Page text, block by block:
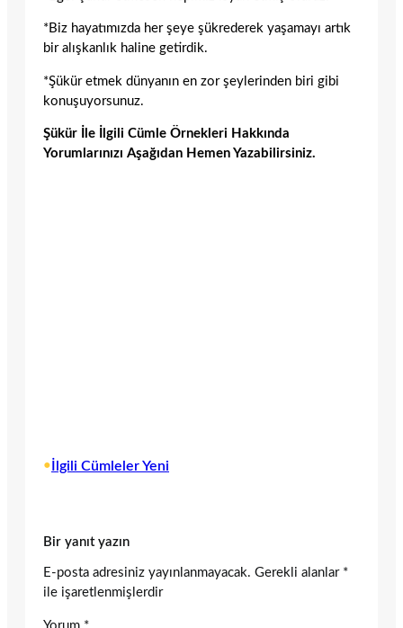
*Biz hayatımızda her şeye şükrederek yaşamayı artık
bir alışkanlık haline getirdik.
*Şükür etmek dünyanın en zor şeylerinden biri gibi
konuşuyorsunuz.
Şükür İle İlgili Cümle Örnekleri Hakkında
Yorumlarınızı Aşağıdan Hemen Yazabilirsiniz.
• İlgili Cümleler Yeni
Bir yanıt yazın
E-posta adresiniz yayınlanmayacak. Gerekli alanlar *
ile işaretlenmişlerdir